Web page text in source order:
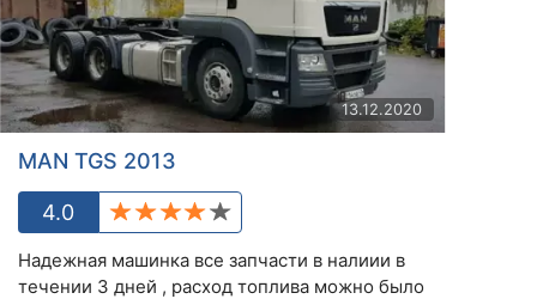
13.12.2020
MAN TGS 2013
4.0
Надежная машинка все запчасти в налиии в
течении 3 дней , расход топлива можно было